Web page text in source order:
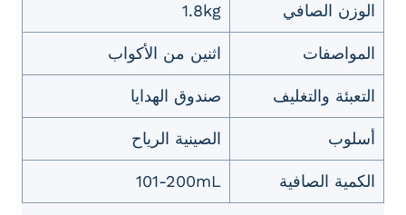
الوزن الصافي 1.8kg
المواصفات اثنين من الأكواب
التعبئة والتغليف صندوق الهدايا
أسلوب الصينية الرياح
الكمية الصافية 101-200mL